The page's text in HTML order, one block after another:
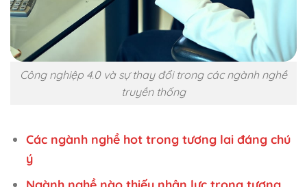
Công nghiệp 4.0 và sự thay đổi trong các ngành nghề
truyền thống
Các ngành nghề hot trong tương lai đáng chú
ý